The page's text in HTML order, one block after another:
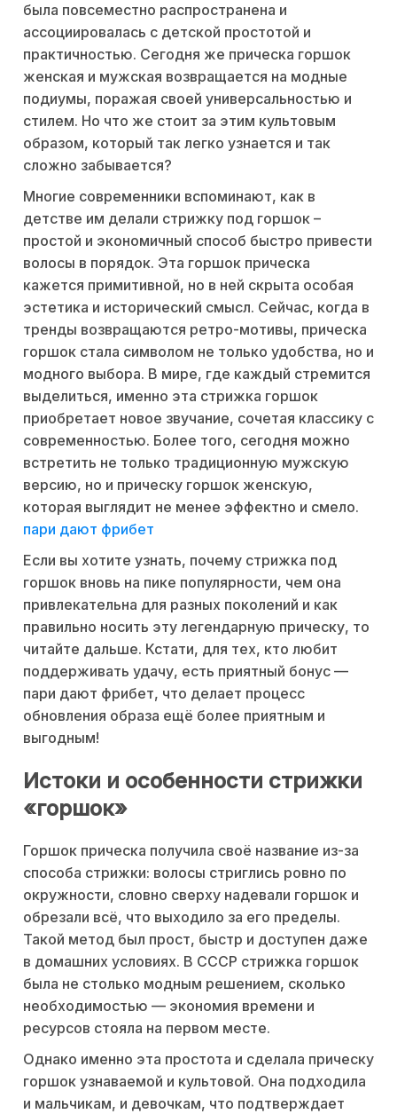
была повсеместно распространена и
ассоциировалась с детской простотой и
практичностью. Сегодня же прическа горшок
женская и мужская возвращается на модные
подиумы, поражая своей универсальностью и
стилем. Но что же стоит за этим культовым
образом, который так легко узнается и так
сложно забывается?
Многие современники вспоминают, как в
детстве им делали стрижку под горшок –
простой и экономичный способ быстро привести
волосы в порядок. Эта горшок прическа
кажется примитивной, но в ней скрыта особая
эстетика и исторический смысл. Сейчас, когда в
тренды возвращаются ретро-мотивы, прическа
горшок стала символом не только удобства, но и
модного выбора. В мире, где каждый стремится
выделиться, именно эта стрижка горшок
приобретает новое звучание, сочетая классику с
современностью. Более того, сегодня можно
встретить не только традиционную мужскую
версию, но и прическу горшок женскую,
которая выглядит не менее эффектно и смело.
пари дают фрибет
Если вы хотите узнать, почему стрижка под
горшок вновь на пике популярности, чем она
привлекательна для разных поколений и как
правильно носить эту легендарную прическу, то
читайте дальше. Кстати, для тех, кто любит
поддерживать удачу, есть приятный бонус —
пари дают фрибет, что делает процесс
обновления образа ещё более приятным и
выгодным!
Истоки и особенности стрижки
«горшок»
Горшок прическа получила своё название из-за
способа стрижки: волосы стриглись ровно по
окружности, словно сверху надевали горшок и
обрезали всё, что выходило за его пределы.
Такой метод был прост, быстр и доступен даже
в домашних условиях. В СССР стрижка горшок
была не столько модным решением, сколько
необходимостью — экономия времени и
ресурсов стояла на первом месте.
Однако именно эта простота и сделала прическу
горшок узнаваемой и культовой. Она подходила
и мальчикам, и девочкам, что подтверждает